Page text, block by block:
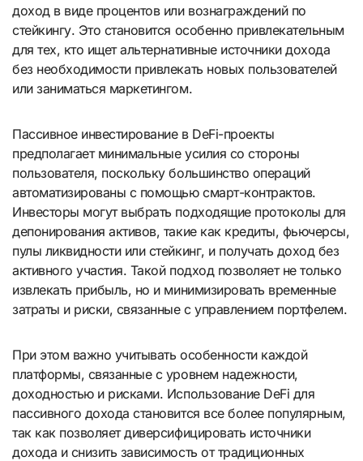
доход в виде процентов или вознаграждений по
стейкингу. Это становится особенно привлекательным
для тех, кто ищет альтернативные источники дохода
без необходимости привлекать новых пользователей
или заниматься маркетингом.
Пассивное инвестирование в DeFi-проекты
предполагает минимальные усилия со стороны
пользователя, поскольку большинство операций
автоматизированы с помощью смарт-контрактов.
Инвесторы могут выбрать подходящие протоколы для
депонирования активов, такие как кредиты, фьючерсы,
пулы ликвидности или стейкинг, и получать доход без
активного участия. Такой подход позволяет не только
извлекать прибыль, но и минимизировать временные
затраты и риски, связанные с управлением портфелем.
При этом важно учитывать особенности каждой
платформы, связанные с уровнем надежности,
доходностью и рисками. Использование DeFi для
пассивного дохода становится все более популярным,
так как позволяет диверсифицировать источники
дохода и снизить зависимость от традиционных